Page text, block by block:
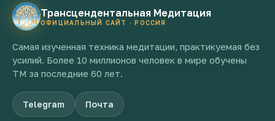
Трансцендентальная Медитация
ОФИЦИАЛЬНЫЙ САЙТ · РОССИЯ
Самая изученная техника медитации, практикуемая без
усилий. Более 10 миллионов человек в мире обучены
ТМ за последние 60 лет.
Telegram Почта